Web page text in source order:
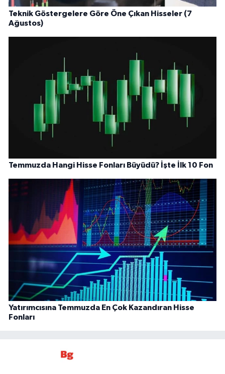
Teknik Göstergelere Göre Öne Çıkan Hisseler (7
Ağustos)
Temmuzda Hangi Hisse Fonları Büyüdü? İşte İlk 10 Fon
Yatırımcısına Temmuzda En Çok Kazandıran Hisse
Fonları